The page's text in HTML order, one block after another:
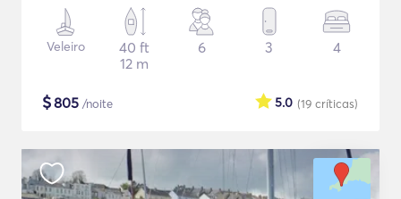
Veleiro
40 ft
12 m
6 3 4
$805 /noite (19 críticas)
5.0